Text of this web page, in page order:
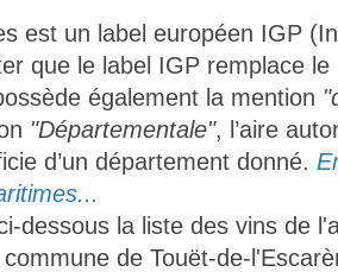
est un label européen IGP
que le label IGP remplace
également la mention
"Départementale", l’aire
d’un département donné.
dessous la liste des vins de
de Touët-de-